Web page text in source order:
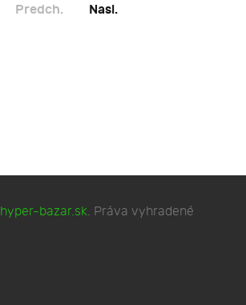
Predch. Nasl.
hyper-bazar.sk. Práva vyhradené